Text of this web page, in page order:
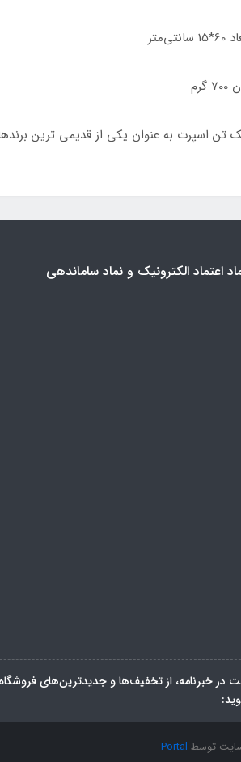
تن اسپرت به عنوان یکی از قدیمی ترین برندهای تامین و توزیع
اعتماد الکترونیک و نماد ساماندهی
در خبرنامه، از تخفیف‌ها و جدیدترین‌های فروشگاه
توسط Portal